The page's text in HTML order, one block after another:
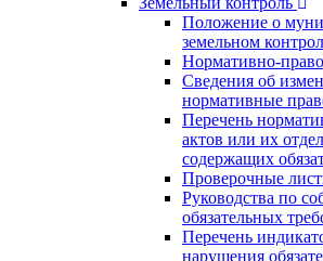
Положение о
земельном
Нормативно-
Сведения об
нормативные
Перечень
актов или их
содержащих
Проверочные
Руководства по
обязательных
Перечень
нарушения